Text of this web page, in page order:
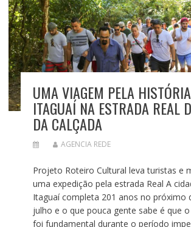
UMA VIAGEM PELA
ITAGUAÍ NA ESTRADA REAL
DA CALÇADA
AGENCIA REDE
Projeto Roteiro Cultural leva turistas e
uma expedição pela estrada Real A
Itaguaí completa 201 anos no próximo
julho e o que pouca gente sabe é que
foi fundamental durante o período